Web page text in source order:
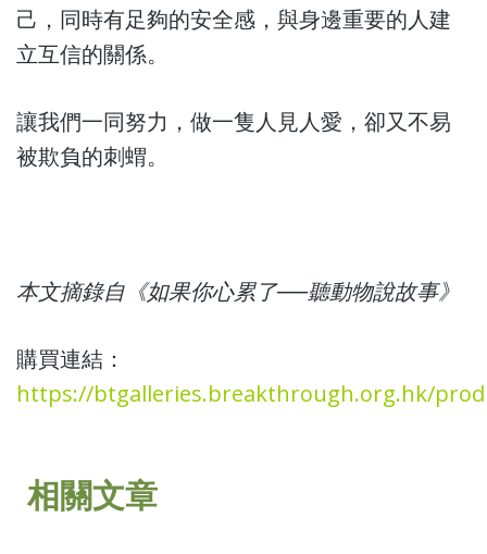
己，同時有足夠的安全感，與身邊重要的人建
立互信的關係。
讓我們一同努力，做一隻人見人愛，卻又不易
被欺負的刺蝟。
本文摘錄自《如果你心累了──聽動物說故事》
購買連結：
https://btgalleries.breakthrough.org.hk/
相關文章